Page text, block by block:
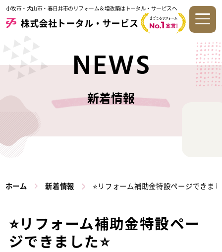
小牧市・犬山市・春日井市のリフォーム＆増改築はトータル・サービスへ
NEWS
新着情報
ホーム 新着情報 ⭐リフォーム補助金特設ページできま
⭐リフォーム補助金特設ペー
ジできました⭐